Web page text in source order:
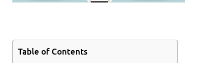
Table of Contents